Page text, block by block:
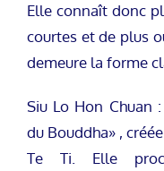
Elle connaît donc
courtes et de plus
demeure la forme
Siu Lo Hon Chuan
du Bouddha» ,
Te Ti. Elle